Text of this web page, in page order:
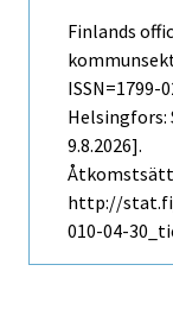
Finlands
ISSN=1799-
9.8.2026].
http://
010-04-